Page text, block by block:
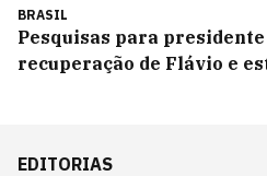
BRASIL
Pesquisas para
recuperação de Flávio e
EDITORIAS